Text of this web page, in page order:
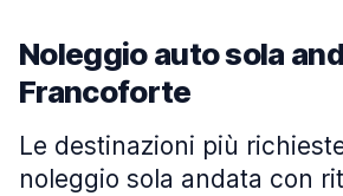
Noleggio auto sola
Francoforte
Le destinazioni più
noleggio sola andata con